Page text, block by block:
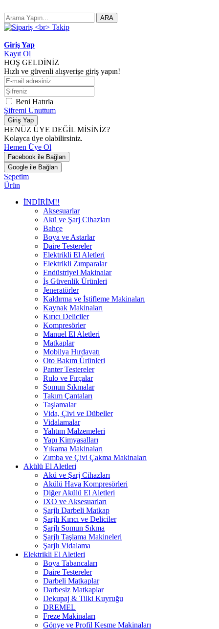
ARA
Giriş Yap
Kayıt Ol
HOŞ GELDİNİZ
Hızlı ve güvenli alışverişe giriş yapın!
Beni Hatırla
Şifremi Unuttum
Giriş Yap
HENÜZ ÜYE DEĞİL MİSİNİZ?
Kolayca üye olabilirsiniz.
Hemen Üye Ol
Facebook ile Bağlan
Google ile Bağlan
Sepetim
Ürün
İNDİRİM!!
Aksesuarlar
Akü ve Şarj Cihazları
Bahçe
Boya ve Astarlar
Daire Testereler
Elektrikli El Aletleri
Elektrikli Zımparalar
Endüstriyel Makinalar
İş Güvenlik Ürünleri
Jeneratörler
Kaldırma ve İstifleme Makinaları
Kaynak Makinaları
Kırıcı Deliciler
Kompresörler
Manuel El Aletleri
Matkaplar
Mobilya Hırdavatı
Oto Bakım Ürünleri
Panter Testereler
Rulo ve Fırçalar
Somun Sıkmalar
Takım Çantaları
Taşlamalar
Vida, Çivi ve Dübeller
Vidalamalar
Yalıtım Malzemeleri
Yapı Kimyasalları
Yıkama Makinaları
Zımba ve Çivi Çakma Makinaları
Akülü El Aletleri
Akü ve Şarj Cihazları
Akülü Hava Kompresörleri
Diğer Akülü El Aletleri
IXO ve Aksesuarları
Şarjlı Darbeli Matkap
Şarjlı Kırıcı ve Deliciler
Şarjlı Somun Sıkma
Şarjlı Taşlama Makineleri
Şarjlı Vidalama
Elektrikli El Aletleri
Boya Tabancaları
Daire Testereler
Darbeli Matkaplar
Darbesiz Matkaplar
Dekupaj & Tilki Kuyruğu
DREMEL
Freze Makinaları
Gönye ve Profil Kesme Makinaları